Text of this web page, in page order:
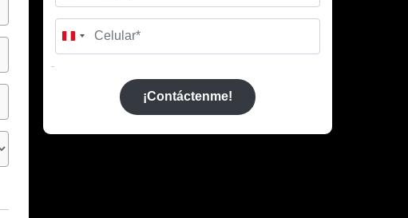
Peru
¡Contáctenme!